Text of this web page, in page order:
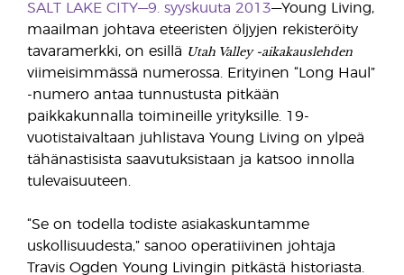
SALT LAKE CITY—9. syyskuuta 2013—Young Living,
maailman johtava eteeristen öljyjen rekisteröity
tavaramerkki, on esillä Utah Valley -aikakauslehden
viimeisimmässä numerossa. Erityinen “Long Haul”
-numero antaa tunnustusta pitkään
paikkakunnalla toimineille yrityksille. 19-
vuotistaivaltaan juhlistava Young Living on ylpeä
tähänastisista saavutuksistaan ja katsoo innolla
tulevaisuuteen.
“Se on todella todiste asiakaskuntamme
uskollisuudesta,” sanoo operatiivinen johtaja
Travis Ogden Young Livingin pitkästä historiasta.